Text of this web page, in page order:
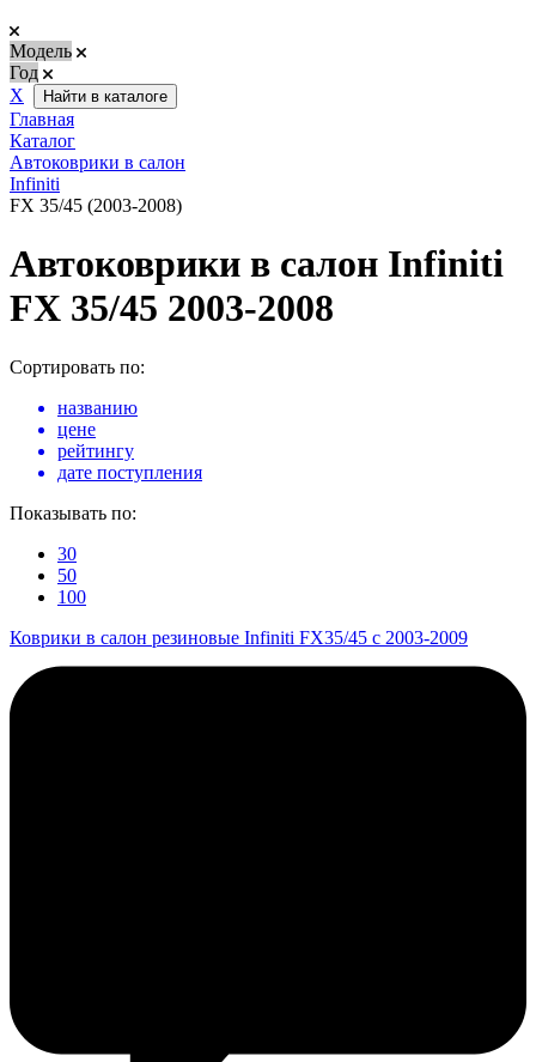
Модель
Год
Х
Найти в каталоге
Главная
Каталог
Автоковрики в салон
Infiniti
FX 35/45 (2003-2008)
Автоковрики в салон Infiniti
FX 35/45 2003-2008
Сортировать по:
названию
цене
рейтингу
дате поступления
Показывать по:
30
50
100
Коврики в салон резиновые Infiniti FX35/45 с 2003-2009